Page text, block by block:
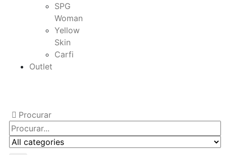
SPG
Woman
Yellow
Skin
Carfi
Outlet
Procurar